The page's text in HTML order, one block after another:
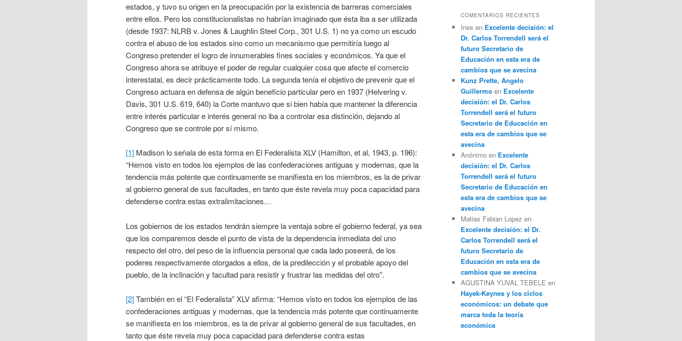
estados, y tuvo su origen en la preocupación por la existencia de barreras comerciales
entre ellos. Pero los constitucionalistas no habrían imaginado que ésta iba a ser utilizada
(desde 1937: NLRB v. Jones & Laughlin Steel Corp., 301 U.S. 1) no ya como un escudo
contra el abuso de los estados sino como un mecanismo que permitiría luego al
Congreso pretender el logro de innumerables fines sociales y económicos. Ya que el
Congreso ahora se atribuye el poder de regular cualquier cosa que afecte el comercio
interestatal, es decir prácticamente todo. La segunda tenía el objetivo de prevenir que el
Congreso actuara en defensa de algún beneficio particular pero en 1937 (Helvering v.
Davis, 301 U.S. 619, 640) la Corte mantuvo que si bien había que mantener la diferencia
entre interés particular e interés general no iba a controlar esa distinción, dejando al
Congreso que se controle por sí mismo.
[1] Madison lo señala de esta forma en El Federalista XLV (Hamilton, et al, 1943, p. 196):
“Hemos visto en todos los ejemplos de las confederaciones antiguas y modernas, que la
tendencia más potente que continuamente se manifiesta en los miembros, es la de privar
al gobierno general de sus facultades, en tanto que éste revela muy poca capacidad para
defenderse contra estas extralimitaciones…
Los gobiernos de los estados tendrán siempre la ventaja sobre el gobierno federal, ya sea
que los comparemos desde el punto de vista de la dependencia inmediata del uno
respecto del otro, del peso de la influencia personal que cada lado poseerá, de los
poderes respectivamente otorgados a ellos, de la predilección y el probable apoyo del
pueblo, de la inclinación y facultad para resistir y frustrar las medidas del otro”.
[2]También en el “El Federalista” XLV afirma: “Hemos visto en todos los ejemplos de las
confederaciones antiguas y modernas, que la tendencia más potente que continuamente
se manifiesta en los miembros, es la de privar al gobierno general de sus facultades, en
tanto que éste revela muy poca capacidad para defenderse contra estas
COMENTARIOS RECIENTES
Ines en Excelente decisión: el
Dr. Carlos Torrendell será el
futuro Secretario de
Educación en esta era de
cambios que se avecina
Kunz Prette, Angelo
Guillermo en Excelente
decisión: el Dr. Carlos
Torrendell será el futuro
Secretario de Educación en
esta era de cambios que se
avecina
Anónimo en Excelente
decisión: el Dr. Carlos
Torrendell será el futuro
Secretario de Educación en
esta era de cambios que se
avecina
Matias Fabian Lopez en
Excelente decisión: el Dr.
Carlos Torrendell será el
futuro Secretario de
Educación en esta era de
cambios que se avecina
AGUSTINA YUVAL TEBELE en
Hayek-Keynes y los ciclos
económicos: un debate que
marca toda la teoría
económica